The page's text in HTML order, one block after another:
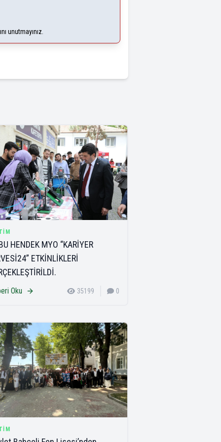
unutmayınız.
HENDEK MYO “KARİYER
ETKİNLİKLERİ
Oku 35199 0